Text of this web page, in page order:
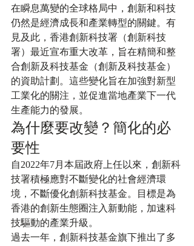
在瞬息萬變的全球格局中，創新和科技
仍然是經濟成長和產業轉型的關鍵。有
見及此，香港創新科技署（創新科技
署）最近宣布重大改革，旨在精簡和整
合創新及科技基金（創新及科技基金）
的資助計劃。這些變化旨在加強對新型
工業化的關注，並促進當地產業下一代
生產能力的發展。
為什麼要改變？簡化的必
要性
自2022年7月本屆政府上任以來，創新科
技署積極應對不斷變化的社會經濟環
境，不斷優化創新科技基金。目標是為
香港的創新生態圈注入新動能，加速科
技驅動的產業升級。
過去一年，創新科技基金旗下推出了多